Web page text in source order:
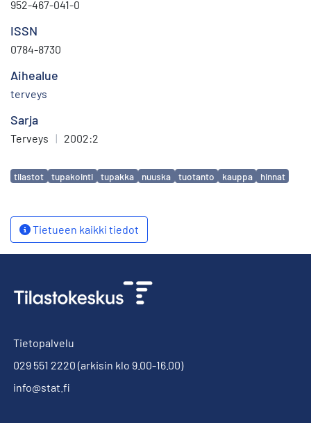
952-467-041-0
ISSN
0784-8730
Aihealue
terveys
Sarja
Terveys | 2002:2
Avainsanat
tilastot tupakointi tupakka nuuska tuotanto kauppa hinnat
Tietueen kaikki tiedot
Tietopalvelu
029 551 2220 (arkisin klo 9.00-16.00)
info@stat.fi